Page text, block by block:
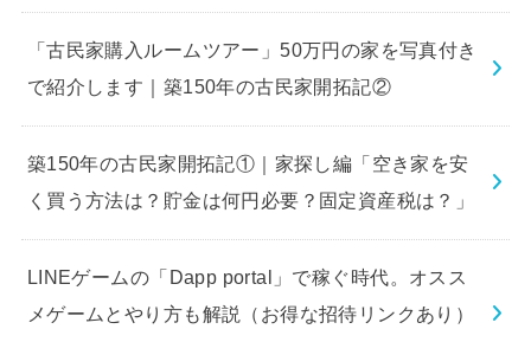
「古民家購入ルームツアー」50万円の家を写真付き
で紹介します｜築150年の古民家開拓記②
築150年の古民家開拓記①｜家探し編「空き家を安
く買う方法は？貯金は何円必要？固定資産税は？」
LINEゲームの「Dapp portal」で稼ぐ時代。オスス
メゲームとやり方も解説（お得な招待リンクあり）